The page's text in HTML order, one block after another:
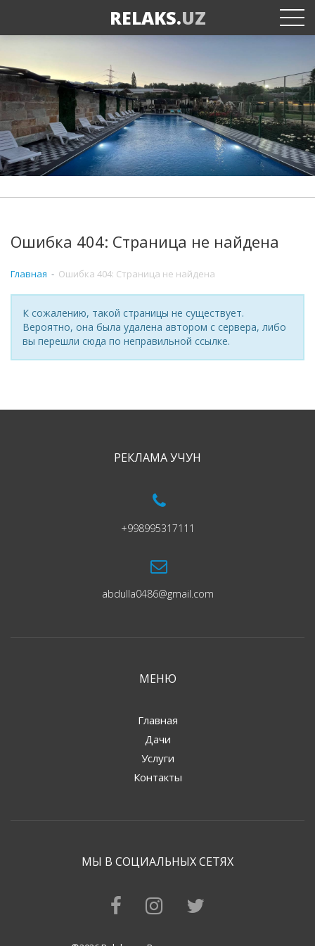
RELAKS.UZ
Ошибка 404: Страница не найдена
Главная Ошибка 404: Страница не найдена
К сожалению, такой страницы не существует.
Вероятно, она была удалена автором с сервера, либо
вы перешли сюда по неправильной ссылке.
РЕКЛАМА УЧУН
+998995317111
abdulla0486@gmail.com
МЕНЮ
Главная
Дачи
Услуги
Контакты
МЫ В СОЦИАЛЬНЫХ СЕТЯХ